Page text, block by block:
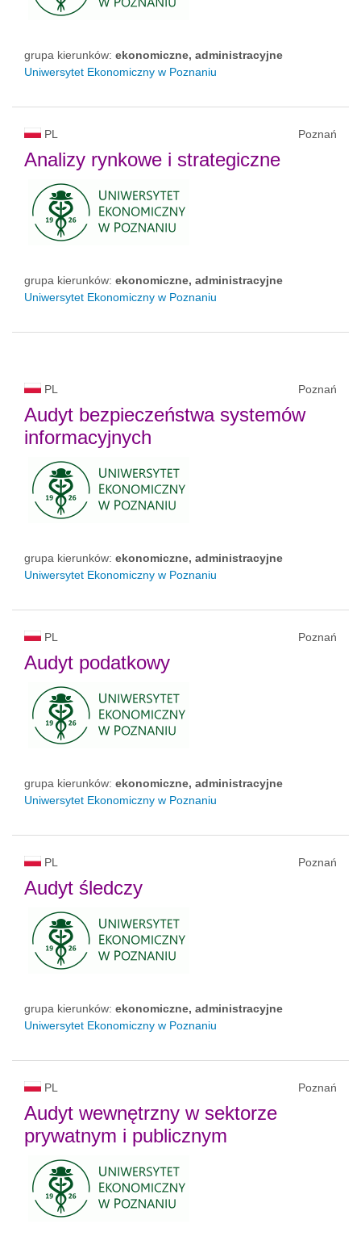
grupa kierunków: ekonomiczne, administracyjne
Uniwersytet Ekonomiczny w Poznaniu
PL Poznań
Analizy rynkowe i strategiczne
grupa kierunków: ekonomiczne, administracyjne
Uniwersytet Ekonomiczny w Poznaniu
PL Poznań
Audyt bezpieczeństwa systemów
informacyjnych
grupa kierunków: ekonomiczne, administracyjne
Uniwersytet Ekonomiczny w Poznaniu
PL Poznań
Audyt podatkowy
grupa kierunków: ekonomiczne, administracyjne
Uniwersytet Ekonomiczny w Poznaniu
PL Poznań
Audyt śledczy
grupa kierunków: ekonomiczne, administracyjne
Uniwersytet Ekonomiczny w Poznaniu
PL Poznań
Audyt wewnętrzny w sektorze
prywatnym i publicznym